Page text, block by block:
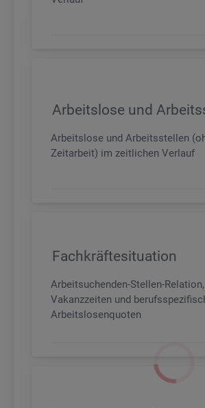
Arbeitslose und
Arbeitslose und Arbeitsstellen
Zeitarbeit) im zeitlichen Verlauf
Fachkräftesituation
Arbeitsuchenden-Stellen-Relation,
Vakanzzeiten und
Arbeitslosenquoten